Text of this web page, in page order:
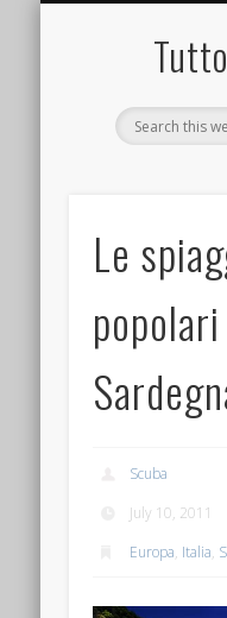
Le
Scuba
July 10, 2011
Europa, Italia,